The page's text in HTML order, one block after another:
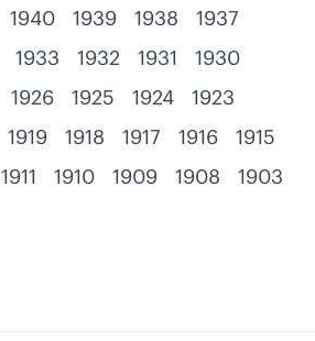
1940 1939 1938
1937
1933 1932 1931
1930
1926 1925 1924
1923
1919 1918 1917 1916
1915
1911 1910 1909 1908
1903